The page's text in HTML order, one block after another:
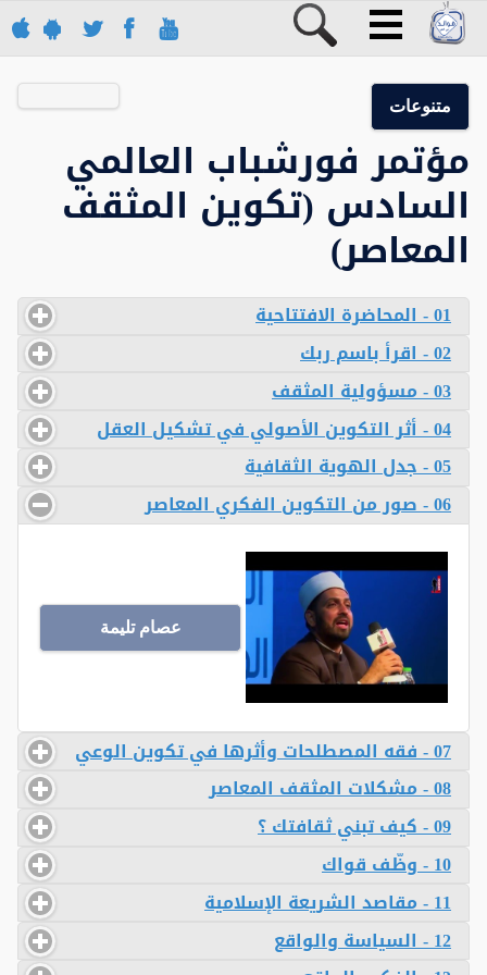
متنوعات
مؤتمر فورشباب العالمي
السادس (تكوين المثقف
المعاصر)
01 - المحاضرة الافتتاحية
02 - اقرأ باسم ربك
03 - مسؤولية المثقف
04 - أثر التكوين الأصولي في تشكيل العقل
05 - جدل الهوية الثقافية
06 - صور من التكوين الفكري المعاصر
عصام تليمة
07 - فقه المصطلحات وأثرها في تكوين الوعي
08 - مشكلات المثقف المعاصر
09 - كيف تبني ثقافتك ؟
10 - وظّف قواك
11 - مقاصد الشريعة الإسلامية
12 - السياسة والواقع